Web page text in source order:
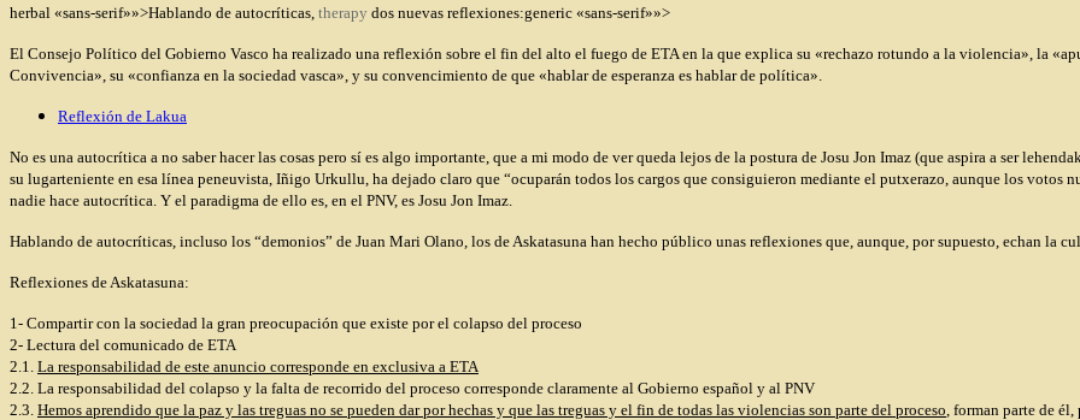
herbal «sans-serif»»>Hablando de autocríticas, therapy dos nuevas reflexiones:generic «sans-serif»»>
El Consejo Político del Gobierno Vasco ha realizado una reflexión sobre el fin del alto el fuego de ETA en la que explica su «rechazo rotundo a la violencia», la
Convivencia», su «confianza en la sociedad vasca», y su convencimiento de que «hablar de esperanza es hablar de política».
Reflexión de Lakua
No es una autocrítica a no saber hacer las cosas pero sí es algo importante, que a mi modo de ver queda lejos de la postura de Josu Jon Imaz (que aspira a ser
su lugarteniente en esa línea peneuvista, Iñigo Urkullu, ha dejado claro que “ocuparán todos los cargos que consiguieron mediante el putxerazo, aunque los votos
nadie hace autocrítica. Y el paradigma de ello es, en el PNV, es Josu Jon Imaz.
Hablando de autocríticas, incluso los “demonios” de Juan Mari Olano, los de Askatasuna han hecho público unas reflexiones que, aunque, por supuesto, echan la
Reflexiones de Askatasuna:
1- Compartir con la sociedad la gran preocupación que existe por el colapso del proceso
2- Lectura del comunicado de ETA
2.1. La responsabilidad de este anuncio corresponde en exclusiva a ETA
2.2. La responsabilidad del colapso y la falta de recorrido del proceso corresponde claramente al Gobierno español y al PNV
2.3. Hemos aprendido que la paz y las treguas no se pueden dar por hechas y que las treguas y el fin de todas las violencias son parte del proceso , forman parte de